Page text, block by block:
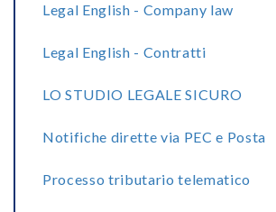
Legal English - Company law
Legal English - Contratti
LO STUDIO LEGALE SICURO
Notifiche dirette via PEC e Posta
Processo tributario telematico